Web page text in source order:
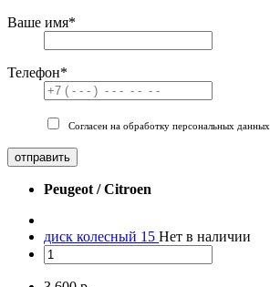
Ваше имя*
Телефон*
Согласен на обработку персональных данных
отправить
Peugeot / Citroen
диск колесный 15 Нет в наличии